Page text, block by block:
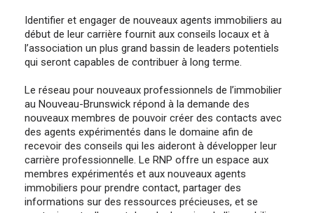
Identifier et engager de nouveaux agents immobiliers au
début de leur carrière fournit aux conseils locaux et à
l’association un plus grand bassin de leaders potentiels
qui seront capables de contribuer à long terme.
Le réseau pour nouveaux professionnels de l’immobilier
au Nouveau-Brunswick répond à la demande des
nouveaux membres de pouvoir créer des contacts avec
des agents expérimentés dans le domaine afin de
recevoir des conseils qui les aideront à développer leur
carrière professionnelle. Le RNP offre un espace aux
membres expérimentés et aux nouveaux agents
immobiliers pour prendre contact, partager des
informations sur des ressources précieuses, et se